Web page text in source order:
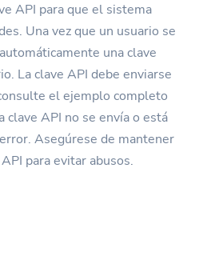
API para que el sistema
Una vez que un usuario se
una clave
La clave API debe enviarse
el ejemplo completo
clave API no se envía o está
Asegúrese de mantener
para evitar abusos.